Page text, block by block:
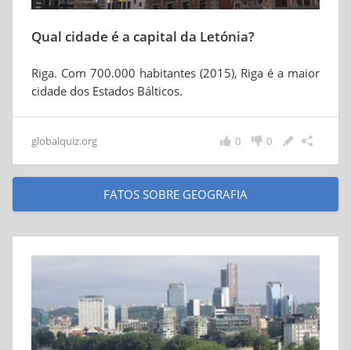
Qual cidade é a capital da Letónia?
Riga. Com 700.000 habitantes (2015), Riga é a maior
cidade dos Estados Bálticos.
globalquiz.org 0
0
FATOS SOBRE GEOGRAFIA